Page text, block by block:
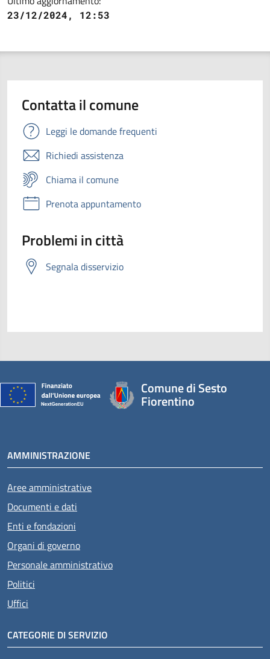
23/12/2024, 12:53
Contatta il comune
Leggi le domande frequenti
Richiedi assistenza
Chiama il comune
Prenota appuntamento
Problemi in città
Segnala disservizio
Comune di Sesto
Fiorentino
AMMINISTRAZIONE
Aree amministrative
Documenti e dati
Enti e fondazioni
Organi di governo
Personale amministrativo
Politici
Uffici
CATEGORIE DI SERVIZIO